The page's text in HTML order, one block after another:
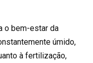
o bem-estar da
úmido,
à fertilização,